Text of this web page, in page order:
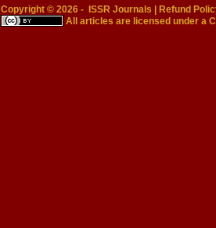
Copyright © 2026 - ISSR Journals
Refund
All articles are licensed under a